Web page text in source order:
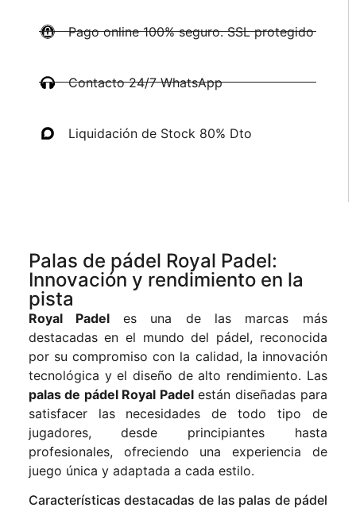
Pago online 100% seguro. SSL protegido
Contacto 24/7 WhatsApp
Liquidación de Stock 80% Dto
Palas de pádel Royal Padel:
Innovación y rendimiento en la
pista
Royal Padeles una de las marcas más
destacadas en el mundo del pádel, reconocida
por su compromiso con la calidad, la innovación
tecnológica y el diseño de alto rendimiento. Las
palas de pádel Royal Padelestán diseñadas para
satisfacer las necesidades de todo tipo de
jugadores, desde principiantes hasta
profesionales, ofreciendo una experiencia de
juego única y adaptada a cada estilo.
Características destacadas de las palas de pádel